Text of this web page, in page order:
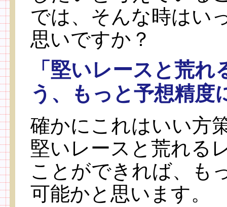
では、そんな時はい
思いですか？
「堅いレースと荒
う、もっと予想精度
確かにこれはいい方
堅いレースと荒れる
ことができれば、も
可能かと思います。